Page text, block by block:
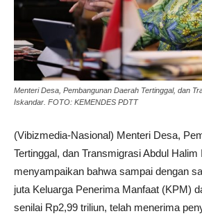
Menteri Desa, Pembangunan Daerah Tertinggal, dan
Iskandar. FOTO: KEMENDES PDTT
(Vibizmedia-Nasional) Menteri Desa,
Tertinggal, dan Transmigrasi Abdul Halim
menyampaikan bahwa sampai dengan
juta Keluarga Penerima Manfaat (KPM)
senilai Rp2,99 triliun, telah menerima